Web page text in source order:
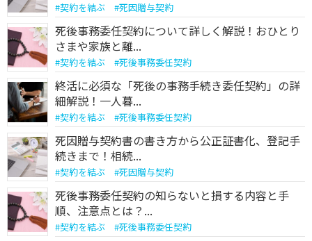
#契約を結ぶ #死因贈与契約
死後事務委任契約について詳しく解説！おひとり
さまや家族と離...
#契約を結ぶ #死後事務委任契約
終活に必須な「死後の事務手続き委任契約」の詳
細解説！一人暮...
#契約を結ぶ #死後事務委任契約
死因贈与契約書の書き方から公正証書化、登記手
続きまで！相続...
#契約を結ぶ #死因贈与契約
死後事務委任契約の知らないと損する内容と手
順、注意点とは？...
#契約を結ぶ #死後事務委任契約